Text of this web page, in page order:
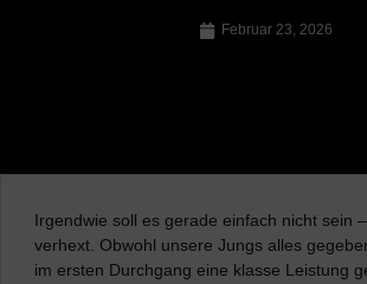
Februar 23, 2026
Irgendwie soll es gerade einfach nicht sein
verhext. Obwohl unsere Jungs alles
im ersten Durchgang eine klasse Leistung